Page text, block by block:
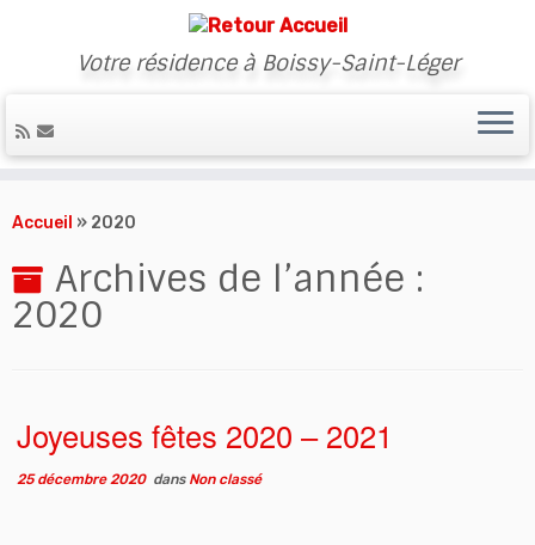
to
Votre résidence à Boissy-Saint-Léger
Accueil » 2020
Archives de l’année :
2020
Joyeuses fêtes 2020 – 2021
25 décembre 2020dans Non classé